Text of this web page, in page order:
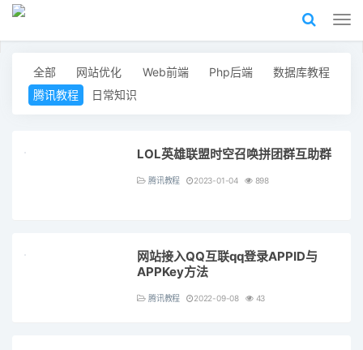
全部 网站优化 Web前端 Php后端
数据库教程
腾讯教程
日常知识
LOL英雄联盟时空召唤拼团群互助群
腾讯教程 2023-01-04 898
网站接入QQ互联qq登录APPID与
APPKey方法
腾讯教程 2022-09-08 43